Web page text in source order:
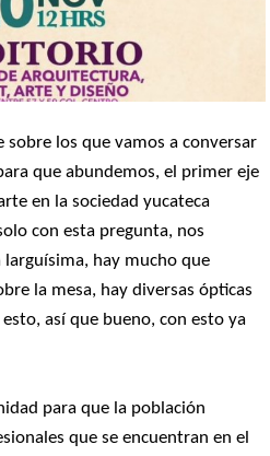
sobre los que vamos a conversar
que abundemos, el primer eje
en la sociedad yucateca
con esta pregunta, nos
hay mucho que
la mesa, hay diversas ópticas
así que bueno, con esto ya
para que la población
que se encuentran en el